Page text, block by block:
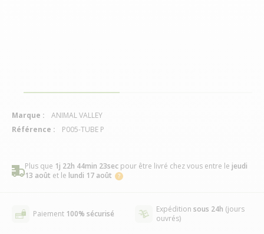
Plus que 1j 22h 44min 22sec pour être livré chez vous entre le jeudi
13 août et le lundi 17 août
Paiement 100% sécurisé Expédition sous 24h (jours
ouvrés)
Marque :
ANIMAL VALLEY
Référence :
P005-TUBE P